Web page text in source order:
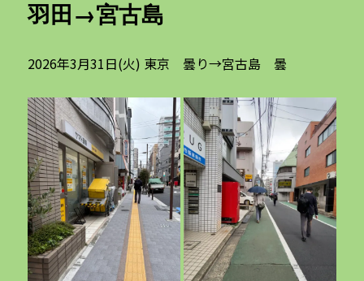
羽田→宮古島
2026年3月31日(火) 東京 曇り→宮古島 曇